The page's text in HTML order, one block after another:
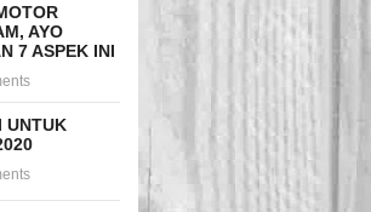
AYO
7 ASPEK INI
UNTUK